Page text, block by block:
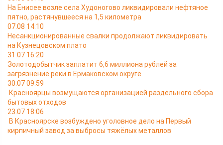
На Енисее возле села Худоногово ликвидировали нефтяное
пятно, растянувшееся на 1,5 километра
07.08 14:10
Несанкционированные свалки продолжают ликвидировать
на Кузнецовском плато
31.07 16:20
Золотодобытчик заплатит 6,6 миллиона рублей за
загрязнение реки в Ермаковском округе
30.07 09:59
Красноярцы возмущаются организацией раздельного сбора
бытовых отходов
23.07 18:06
В Красноярске возбуждено уголовное дело на Первый
кирпичный завод за выбросы тяжёлых металлов